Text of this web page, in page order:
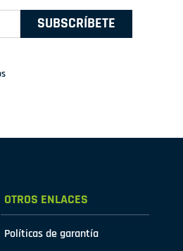
SUBSCRÍBETE
OTROS ENLACES
Políticas de garantía